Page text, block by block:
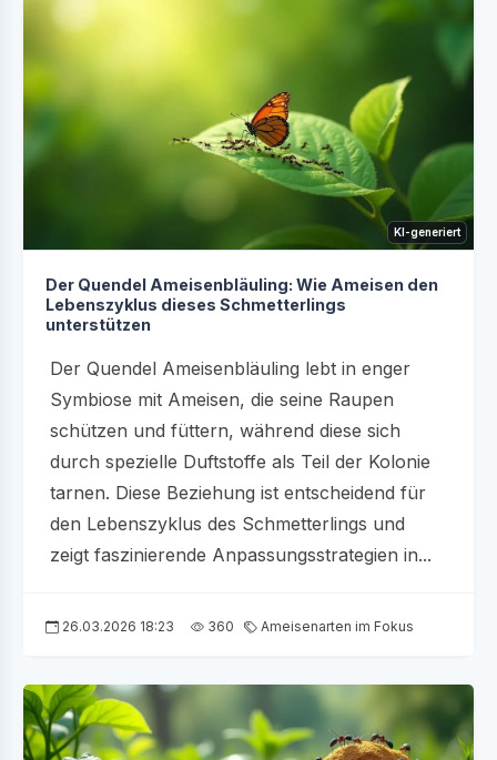
KI-generiert
Der Quendel Ameisenbläuling: Wie Ameisen den
Lebenszyklus dieses Schmetterlings
unterstützen
Der Quendel Ameisenbläuling lebt in enger
Symbiose mit Ameisen, die seine Raupen
schützen und füttern, während diese sich
durch spezielle Duftstoffe als Teil der Kolonie
tarnen. Diese Beziehung ist entscheidend für
den Lebenszyklus des Schmetterlings und
zeigt faszinierende Anpassungsstrategien in...
26.03.2026 18:23 360 Ameisenarten im Fokus